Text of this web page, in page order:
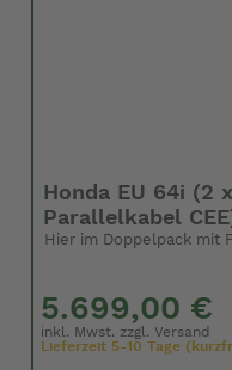
Honda EU 64i (2
Parallelkabel
Hier im Doppelpack mit
5.699,00 €
inkl. Mwst. zzgl.Versand
Lieferzeit 5-10 Tage